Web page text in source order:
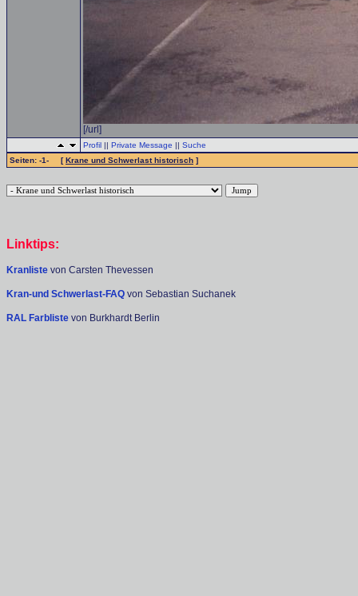
[/url]
Profil || Private Message || Suche
Seiten: -1- [Krane und Schwerlast historisch ]
Linktips:
Kranliste von Carsten Thevessen
Kran-und Schwerlast-FAQ von Sebastian Suchanek
RAL Farbliste von Burkhardt Berlin